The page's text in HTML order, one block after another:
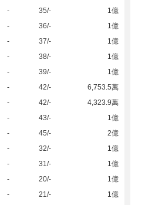
- 35/-
1億
- 36/-
1億
- 37/-
1億
- 38/-
1億
- 39/-
1億
- 42/-
6,753.5萬
- 42/-
4,323.9萬
- 43/-
1億
- 45/-
2億
- 32/-
1億
- 31/-
1億
- 20/-
1億
- 21/-
1億